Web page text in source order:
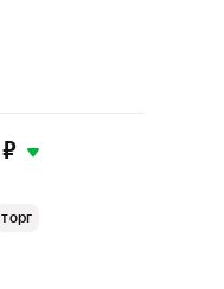
₽
торг